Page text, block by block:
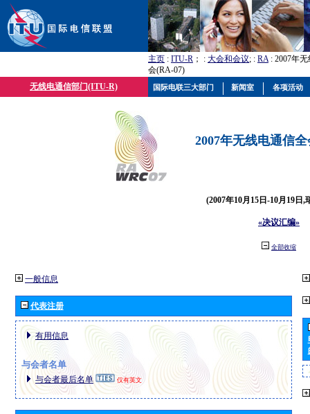
主页 : ITU-R ； : 大会和会议; : RA: 2007年
会(RA-07)
无线电通信部门(ITU-R)
2007年无线电通信
(2007年10月15日-10月19日,
«决议汇编»
全部收缩
一般信息
代表注册
有用信息
与会者名单
与会者最后名单 仅有英文
国际电联三大部门 新闻室 各项活动